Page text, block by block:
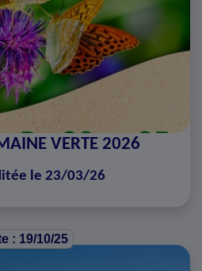
VERTE 2026
le 23/03/26
: 19/10/25